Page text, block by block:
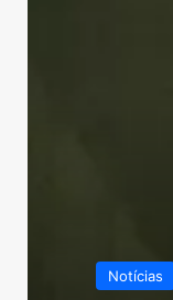
Notícias